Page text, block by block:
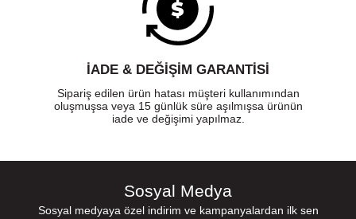
İADE & DEĞİŞİM GARANTİSİ
Sipariş edilen ürün hatası müşteri kullanımından
oluşmuşsa veya 15 günlük süre aşılmışsa ürünün
iade ve değişimi yapılmaz.
Sosyal Medya
Sosyal medyaya özel indirim ve kampanyalardan ilk sen